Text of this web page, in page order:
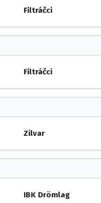
Filtráčci
Filtráčci
Zilvar
IBK Drömlag